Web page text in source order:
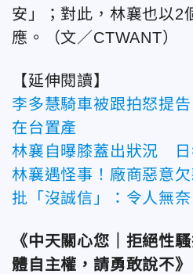
安」；對此，林襄也以2
應。（文／CTWANT）
【延伸閱讀】
李多慧騎車被跟拍怒提
在台置產
林襄自曝膝蓋出狀況 日
林襄遇怪事！廠商惡意
批「沒誠信」：令人無奈
《中天關心您｜拒絕性
體自主權，請勇敢說不》